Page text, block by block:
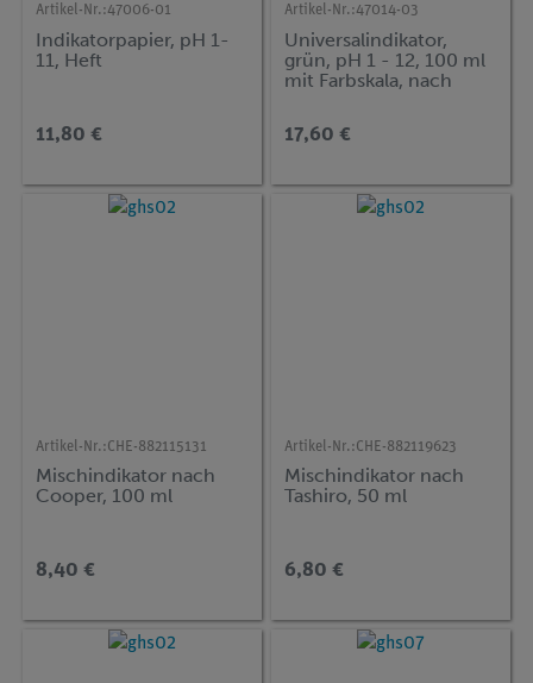
Artikel-Nr.:47006-01
Indikatorpapier, pH 1-
11, Heft
11,80 €
Artikel-Nr.:47014-03
Universalindikator,
grün, pH 1 - 12, 100 ml
mit Farbskala, nach
17,60 €
Artikel-Nr.:CHE-882115131
Mischindikator nach
Cooper, 100 ml
8,40 €
Artikel-Nr.:CHE-882119623
Mischindikator nach
Tashiro, 50 ml
6,80 €